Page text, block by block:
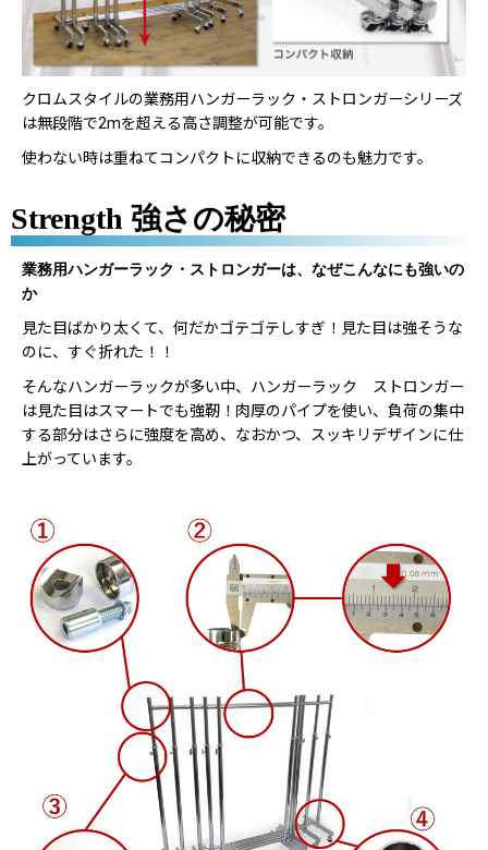
クロムスタイルの業務用ハンガーラック・ストロンガーシリーズ
は無段階で2mを超える高さ調整が可能です。
使わない時は重ねてコンパクトに収納できるのも魅力です。
Strength 強さの秘密
業務用ハンガーラック・ストロンガーは、なぜこんなにも強いの
か
見た目ばかり太くて、何だかゴテゴテしすぎ！見た目は強そうな
のに、すぐ折れた！！
そんなハンガーラックが多い中、ハンガーラック ストロンガー
は見た目はスマートでも強靭！肉厚のパイプを使い、負荷の集中
する部分はさらに強度を高め、なおかつ、スッキリデザインに仕
上がっています。